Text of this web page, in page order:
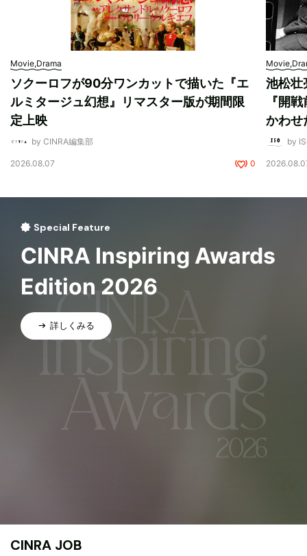
Movie,Drama
ソクーロフが90分ワンカットで描いた『エ
ルミタージュ幻想』リマスター版が期間限
定上映
by CINRA編集部
2026.08.07 0
池松壮
『開
かわせ
by
Special Feature
CINRA Inspiring Awards
Edition 2026
詳しくみる
CINRA JOB